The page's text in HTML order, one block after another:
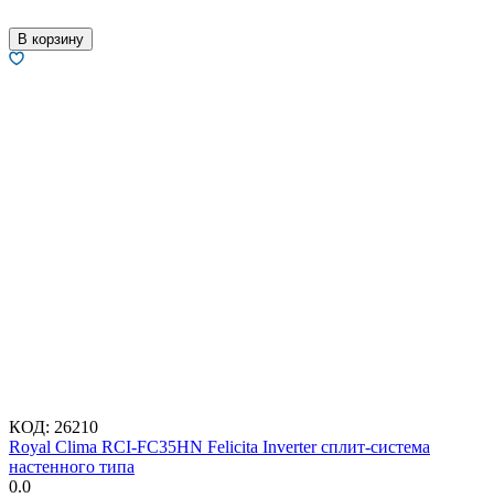
В корзину
КОД: 26210
Royal Clima RCI-FC35HN Felicita Inverter сплит-система
настенного типа
0.0